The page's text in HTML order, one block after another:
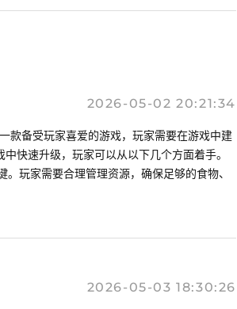
2026-05-02 20:21:34
备受玩家喜爱的游戏，玩家需要在游戏中建
快速升级，玩家可以从以下几个方面着手。
玩家需要合理管理资源，确保足够的食物、
2026-05-03 18:30:26